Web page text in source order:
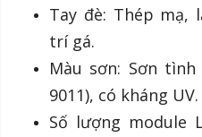
Tay đè: Thép mạ,
trí gá.
Màu sơn: Sơn
9011), có kháng UV.
Số lượng module